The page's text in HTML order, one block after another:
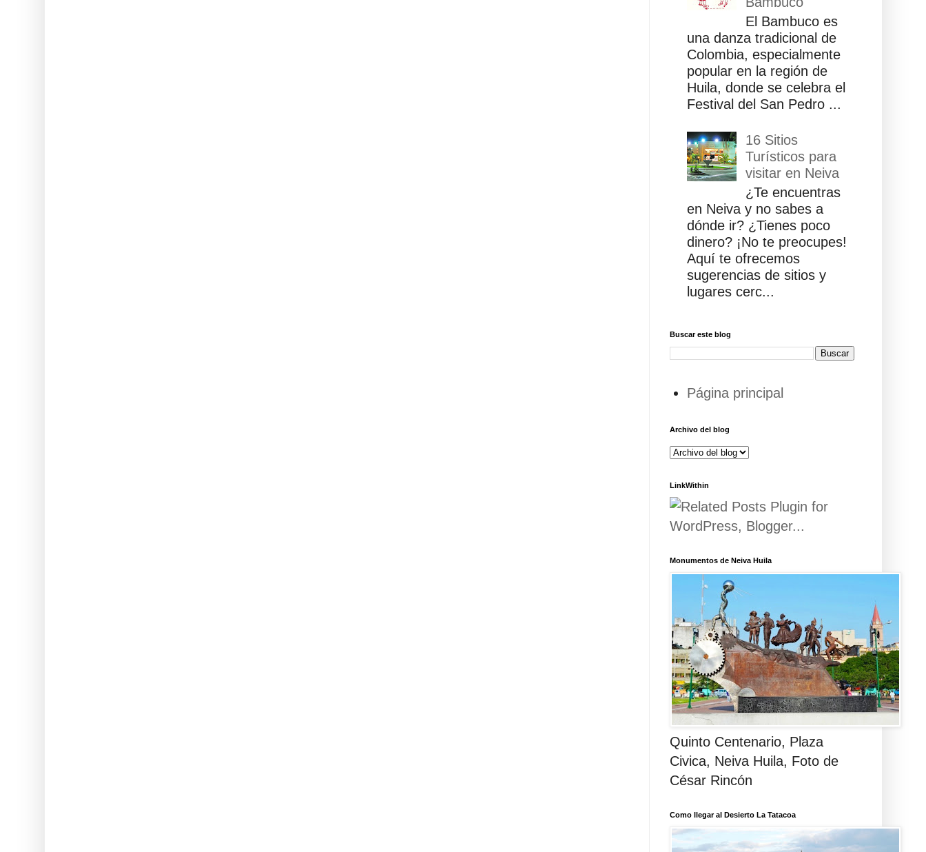
El Bambuco es
una danza tradicional de
Colombia, especialmente
popular en la región de
Huila, donde se celebra el
Festival del San Pedro ...
16 Sitios
Turísticos para
visitar en Neiva
¿Te encuentras
en Neiva y no sabes a
dónde ir? ¿Tienes poco
dinero? ¡No te preocupes!
Aquí te ofrecemos
sugerencias de sitios y
lugares cerc...
Buscar este blog
Página principal
Archivo del blog
LinkWithin
Monumentos de Neiva Huila
Quinto Centenario, Plaza
Civica, Neiva Huila, Foto de
César Rincón
Como llegar al Desierto La Tatacoa